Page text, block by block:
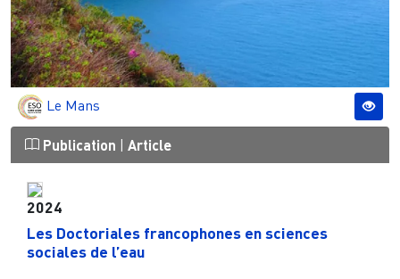
Le Mans
Publication | Article
2024
Les Doctoriales francophones en sciences
sociales de l’eau